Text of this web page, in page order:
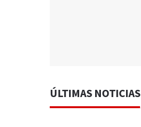
ÚLTIMAS NOTICIAS